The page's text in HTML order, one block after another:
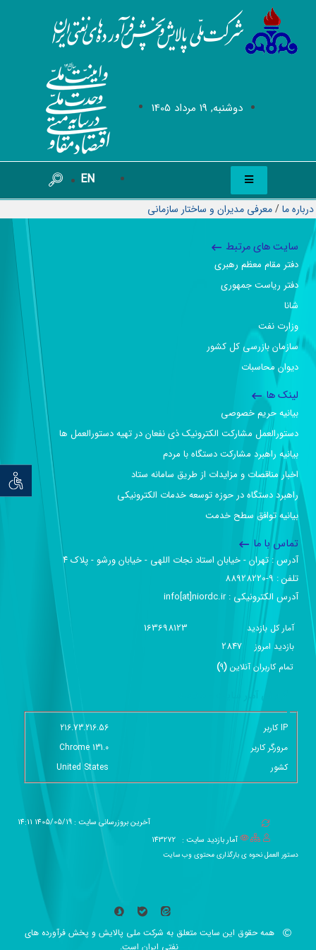
دوشنبه, 19 مرداد 1405
EN
توان
درباره ما/معرفی مدیران و ساختار سازمانی
سایت های مرتبط
دفتر مقام معظم رهبری
دفتر ریاست جمهوری
شانا
وزارت نفت
سازمان بازرسی کل کشور
دیوان محاسبات
لینک ها
بیانیه حریم خصوصی
دستورالعمل مشارکت الکترونیک ذی نفعان در تهیه دستورالعمل ها
بیانیه راهبرد مشارکت دستگاه با مردم
اخبار مناقصات و مزایدات از طریق سامانه ستاد
راهبرد دستگاه در حوزه توسعه خدمات الکترونیکی
بیانیه توافق سطح خدمت
تماس با ما
آدرس :‌ تهران - خیابان استاد نجات اللهی - خیابان ورشو - پلاک ۴
تلفن :‌ 9-88928220
آدرس الکترونیکی :‌ info[at]niordc.ir
آمار کل بازدید 163698123
بازديد امروز 2847
تمام کاربران آنلاين (
9
)
IP کاربر
216.73.216.56
مرورگر کاربر
Chrome 131.0
کشور
United States
آخرین بروزرسانی سایت : 1405/05/19 14:11
آمار بازدید سایت : 143272
دستور العمل نحوه ی بارگذاری محتوی وب سایت
همه حقوق این سایت متعلق به شرکت ملی پالایش و پخش فرآورده های
نفتی ایران است.